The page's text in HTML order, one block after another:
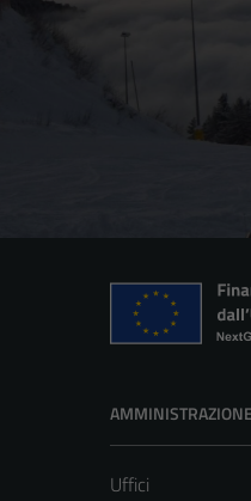
AMMINISTRAZIONE
Uffici